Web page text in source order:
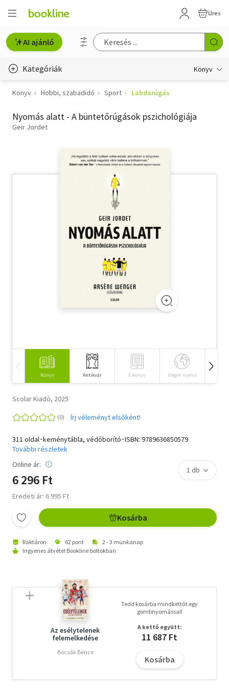
Üres
AI ajánló
Kategóriák Könyv
Életmód, egészség
Erotika
Könyv Hobbi, szabadidő Sport Labdarúgás
Nyomás alatt - A büntetőrúgások pszichológiája
Geir Jordet
Könyv Antikvár E-könyv Idegen nyelvű
Scolar Kiadó, 2025
Írj véleményt elsőként!
311 oldal･keménytábla, védőborító･ISBN: 9789636850579
További részletek
Online ár:
6 296 Ft
Eredeti ár: 6 995 Ft
Kosárba
Raktáron 62 pont
2 - 3 munkanap
Ingyenes átvétel Bookline boltokban
Az esélytelenek
felemelkedése
Bocsák Bence
Tedd kosárba mindkettőt egy
gombnyomással!
A kettő együtt:
11 687 Ft
Kosárba